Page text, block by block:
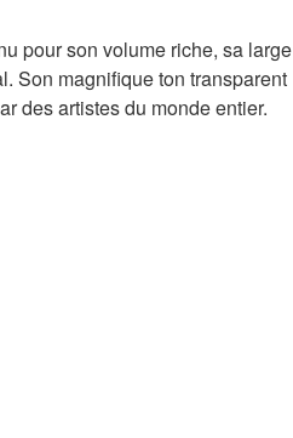
pour son volume riche, sa large
Son magnifique ton transparent
des artistes du monde entier.